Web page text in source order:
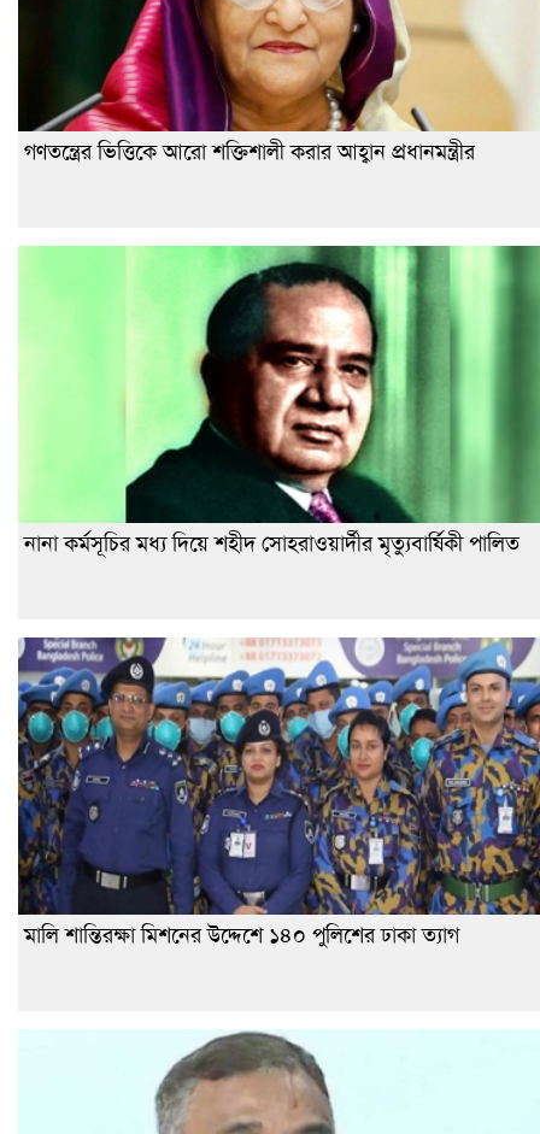
গণতন্ত্রের ভিত্তিকে আরো শক্তিশালী করার আহ্বান প্রধানমন্ত্রীর
নানা কর্মসূচির মধ্য দিয়ে শহীদ সোহরাওয়ার্দীর মৃত্যুবার্ষিকী পালিত
মালি শান্তিরক্ষা মিশনের উদ্দেশে ১৪০ পুলিশের ঢাকা ত্যাগ